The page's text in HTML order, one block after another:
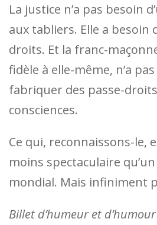
La justice n’a pas besoin
aux tabliers. Elle a besoin
droits. Et la franc-
fidèle à elle-même, n’a
fabriquer des passe-
consciences.
Ce qui, reconnaissons-le,
moins spectaculaire
mondial. Mais infiniment
Billet d’humeur et